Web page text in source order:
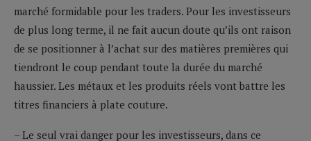
marché formidable pour les traders. Pour les investisseurs
de plus long terme, il ne fait aucun doute qu’ils ont raison
de se positionner à l’achat sur des matières premières qui
tiendront le coup pendant toute la durée du marché
haussier. Les métaux et les produits réels vont battre les
titres financiers à plate couture.
– Le seul vrai danger pour les investisseurs, dans ce